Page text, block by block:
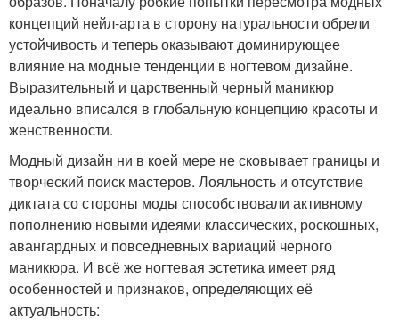
концепций нейл-арта в сторону натуральности обрели
устойчивость и теперь оказывают доминирующее
влияние на модные тенденции в ногтевом дизайне.
Выразительный и царственный черный маникюр
идеально вписался в глобальную концепцию красоты и
женственности.
Модный дизайн ни в коей мере не сковывает границы и
творческий поиск мастеров. Лояльность и отсутствие
диктата со стороны моды способствовали активному
пополнению новыми идеями классических, роскошных,
авангардных и повседневных вариаций черного
маникюра. И всё же ногтевая эстетика имеет ряд
особенностей и признаков, определяющих её
актуальность: